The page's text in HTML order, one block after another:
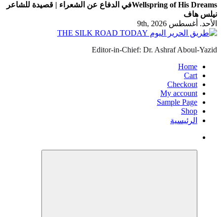
Wellspring of His Dreamsفي الدفاع عن الشعراء | قصيدة للشاعر
نيلس هاف
الأحد. أغسطس 9th, 2026
Editor-in-Chief: Dr. Ashraf Aboul-Yazid
Home
Cart
Checkout
My account
Sample Page
Shop
الرئيسية